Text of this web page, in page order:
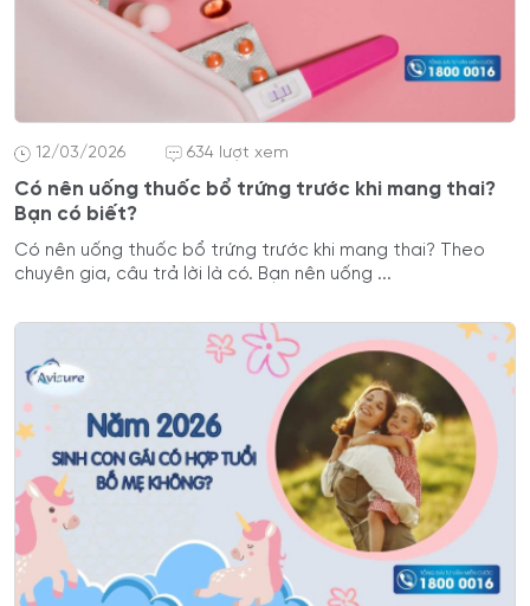
12/03/2026 634 lượt xem
Có nên uống thuốc bổ trứng trước khi mang thai?
Bạn có biết?
Có nên uống thuốc bổ trứng trước khi mang thai? Theo
chuyên gia, câu trả lời là có. Bạn nên uống ...